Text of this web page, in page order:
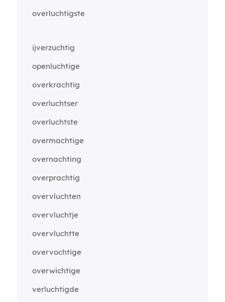
overluchtigste
ijverzuchtig
openluchtige
overkrachtig
overluchtser
overluchtste
overmachtige
overnachting
overprachtig
overvluchten
overvluchtje
overvluchtte
overvochtige
overwichtige
verluchtigde